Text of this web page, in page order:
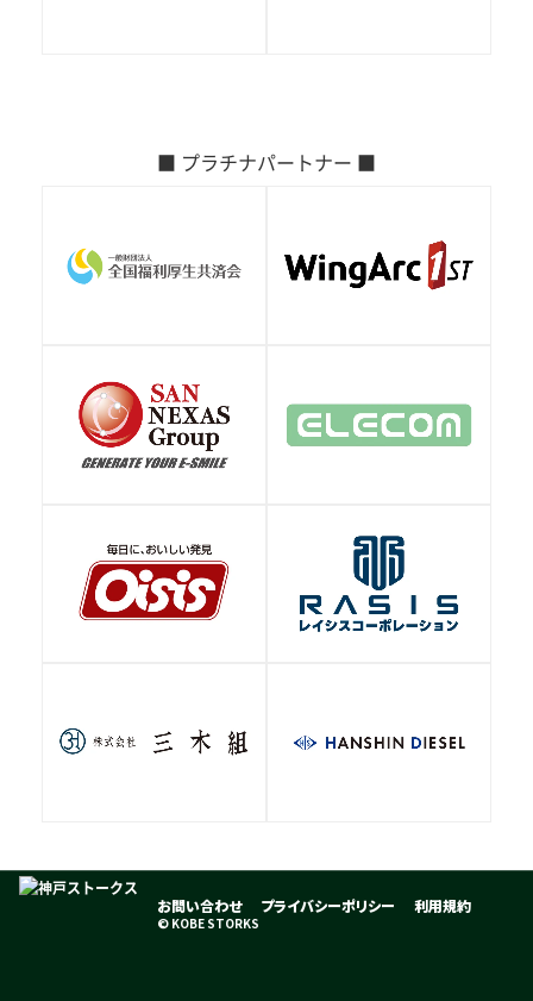
■ プラチナパートナー ■
お問い合わせ プライバシーポリシー 利用規約
© KOBE STORKS